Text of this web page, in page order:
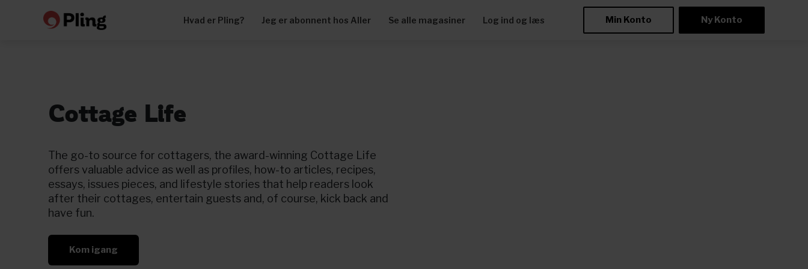
Hvad er Pling? Jeg er abonnent hos Aller Se alle magasiner Log ind og læs Min Konto Ny Konto
Cottage Life
The go-to source for cottagers, the award-winning Cottage Life
offers valuable advice as well as profiles, how-to articles, recipes,
essays, issues pieces, and lifestyle stories that help readers look
after their cottages, entertain guests and, of course, kick back and
have fun.
Kom igang